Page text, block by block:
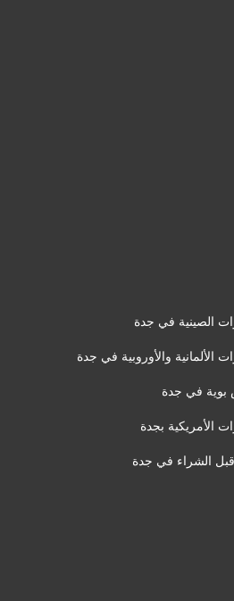
الصينية في جدة
الألمانية والأوروبية في جدة
في جدة
الأمريكية بجدة
الشراء في جدة